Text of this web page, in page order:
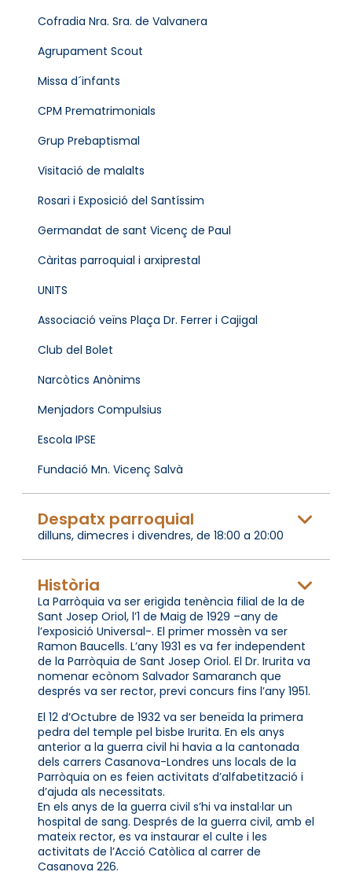
Cofradia Nra. Sra. de Valvanera
Agrupament Scout
Missa d´infants
CPM Prematrimonials
Grup Prebaptismal
Visitació de malalts
Rosari i Exposició del Santíssim
Germandat de sant Vicenç de Paul
Càritas parroquial i arxiprestal
UNITS
Associació veïns Plaça Dr. Ferrer i Cajigal
Club del Bolet
Narcòtics Anònims
Menjadors Compulsius
Escola IPSE
Fundació Mn. Vicenç Salvà
Despatx parroquial
dilluns, dimecres i divendres, de 18:00 a 20:00
Història
La Parròquia va ser erigida tenència filial de la de
Sant Josep Oriol, l’1 de Maig de 1929 –any de
l’exposició Universal-. El primer mossèn va ser
Ramon Baucells. L’any 1931 es va fer independent
de la Parròquia de Sant Josep Oriol. El Dr. Irurita va
nomenar ecònom Salvador Samaranch que
després va ser rector, previ concurs fins l’any 1951.
El 12 d’Octubre de 1932 va ser beneïda la primera
pedra del temple pel bisbe Irurita. En els anys
anterior a la guerra civil hi havia a la cantonada
dels carrers Casanova-Londres uns locals de la
Parròquia on es feien activitats d’alfabetització i
d’ajuda als necessitats.
En els anys de la guerra civil s’hi va instal·lar un
hospital de sang. Després de la guerra civil, amb el
mateix rector, es va instaurar el culte i les
activitats de l’Acció Catòlica al carrer de
Casanova 226.